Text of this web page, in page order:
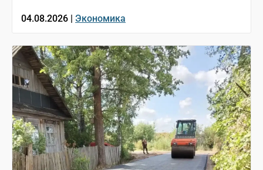
04.08.2026 | Экономика